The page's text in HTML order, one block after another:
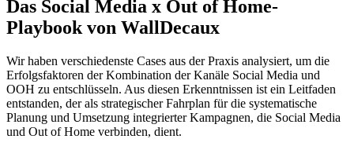
Das Social Media x Out of Home-
Playbook von WallDecaux
Wir haben verschiedenste Cases aus der Praxis analysiert, um die
Erfolgsfaktoren der Kombination der Kanäle Social Media und
OOH zu entschlüsseln. Aus diesen Erkenntnissen ist ein Leitfaden
entstanden, der als strategischer Fahrplan für die systematische
Planung und Umsetzung integrierter Kampagnen, die Social Media
und Out of Home verbinden, dient.